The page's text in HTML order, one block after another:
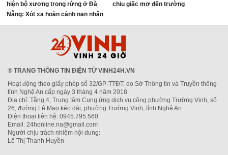
hiện bộ xương trong rừng ở Đà
Nẵng: Xót xa hoàn cảnh nạn nhân
chiu giấc mơ đến trường
® TRANG THÔNG TIN ĐIỆN TỬ VINH24H.VN
Hoạt động theo giấy phép số 32/GP-TTĐT, do Sở Thông tin và Truyền thông
tỉnh Nghệ An cấp ngày 3 tháng 4 năm 2018
Địa chỉ: Tầng 4, Trung tâm Cung ứng dịch vụ công phường Trường Vinh, số
26, đường Lê Mao kéo dài, phường Trường Vinh, tỉnh Nghệ An
Điện thoại liên hệ: 0945.795.560
Email: 24honline.na@gmail.com
Người chịu trách nhiệm nội dung:
Lê Thị Thanh Huyền